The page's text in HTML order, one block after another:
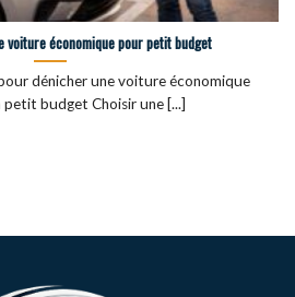
voiture économique pour petit budget
dénicher une voiture économique
petit budget Choisir une [...]